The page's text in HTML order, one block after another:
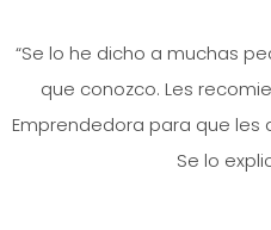
“Se lo he dicho a muchas
que conozco. Les
Emprendedora para que les
Se lo